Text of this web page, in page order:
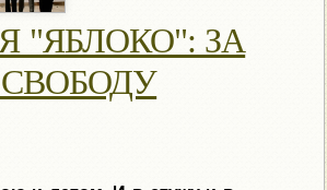
"ЯБЛОКО": ЗА